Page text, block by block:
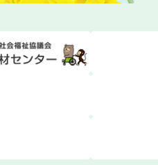
活動報告会】